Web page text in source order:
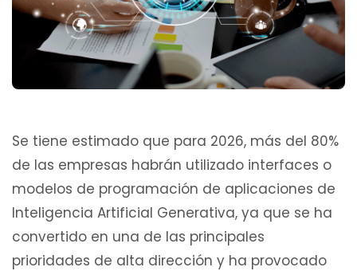
Se tiene estimado que para 2026, más del 80%
de las empresas habrán utilizado interfaces o
modelos de programación de aplicaciones de
Inteligencia Artificial Generativa, ya que se ha
convertido en una de las principales
prioridades de alta dirección y ha provocado